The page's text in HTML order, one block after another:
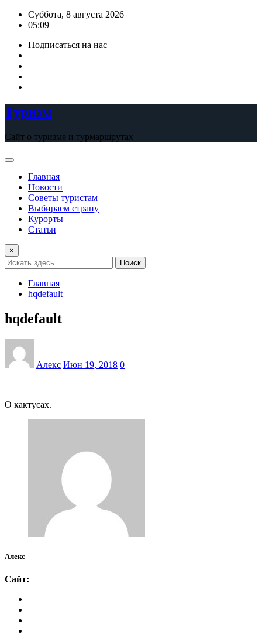
ПерейтиСуббота, 8 августа 2026
05:09
Подписаться на нас
Туризм
Сайт о туризме и турмаршрутах
Главная
Новости
Советы туристам
Выбираем страну
Курорты
Статьи
×
Поиск
Главная
hqdefault
hqdefault
Алекс Июн 19, 2018 0
О кактусах.
Алекс
Сайт: